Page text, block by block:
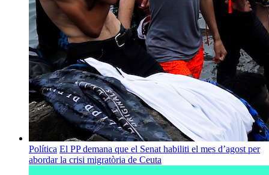
Política El PP demana que el Senat habiliti el mes d’agost per
abordar la crisi migratòria de Ceuta